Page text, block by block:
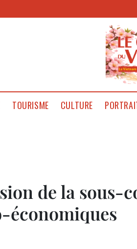
TOURISME CULTURE
de la sous-
économiques